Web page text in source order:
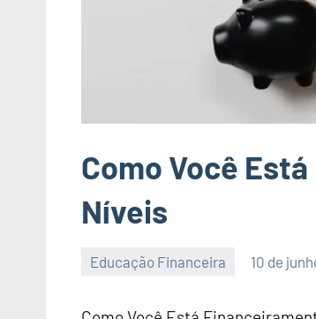
Como Você
Níveis
Educação Financeira 10 de
Nenhum